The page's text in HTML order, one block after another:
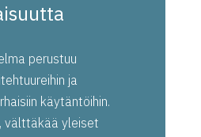
perustuu
ja
käytäntöihin.
välttäkää yleiset